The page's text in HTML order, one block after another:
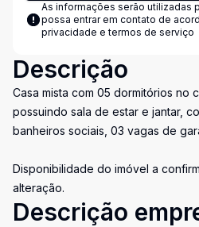
As informações serão utilizadas
possa entrar em contato de
privacidade e termos de serviço
Descrição
Casa mista com 05 dormitórios no
possuindo sala de estar e jantar,
banheiros sociais, 03 vagas de
Disponibilidade do imóvel a
alteração.
Descrição